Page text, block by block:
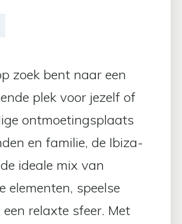
zoek bent naar een
plek voor jezelf of
ontmoetingsplaats
en familie, de Ibiza-
ideale mix van
elementen, speelse
relaxte sfeer. Met